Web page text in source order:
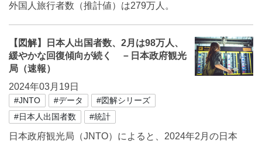
外国人旅行者数（推計値）は279万人。
【図解】日本人出国者数、2月は98万人、
緩やかな回復傾向が続く －日本政府観光
局（速報）
2024年03月19日
#JNTO #データ
#図解シリーズ
#日本人出国者数
#統計
日本政府観光局（JNTO）によると、2024年2月の日本